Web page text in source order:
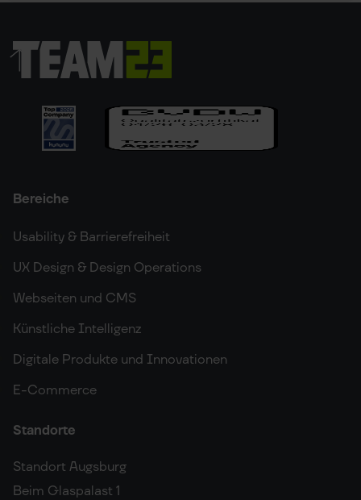
Bereiche
Usability & Barrierefreiheit
UX Design & Design Operations
Webseiten und CMS
Künstliche Intelligenz
Digitale Produkte und Innovationen
E-Commerce
Standorte
Standort Augsburg
Beim Glaspalast 1